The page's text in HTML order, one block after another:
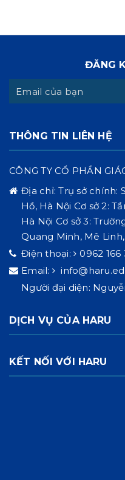
ĐĂNG
THÔNG TIN LIÊN HỆ
CÔNG TY CỔ PHẦN
Địa chỉ:Trụ sở chính:
Hồ, Hà Nội Cơ sở 2:
Hà Nội Cơ sở 3:
Quang Minh, Mê
Điện thoại:
0962 166
Email:
Người đại diện:
DỊCH VỤ CỦA HARU
KẾT NỐI VỚI HARU